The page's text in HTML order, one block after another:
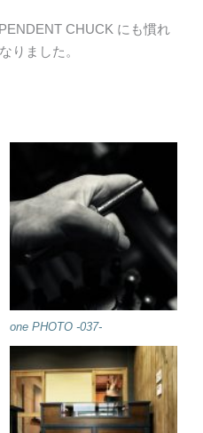
CHUCK にも慣れ
りました。
one PHOTO -037-